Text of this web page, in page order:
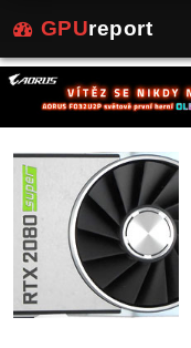
GPUreport